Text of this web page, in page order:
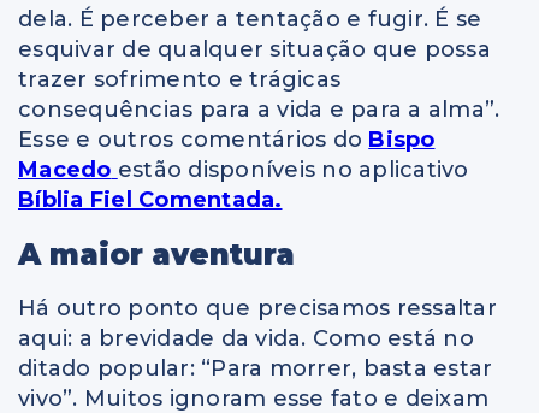
dela. É perceber a tentação e fugir. É se
esquivar de qualquer situação que possa
trazer sofrimento e trágicas
consequências para a vida e para a alma”.
Esse e outros comentários do Bispo
Macedo estão disponíveis no aplicativo
Bíblia Fiel Comentada.
A maior aventura
Há outro ponto que precisamos ressaltar
aqui: a brevidade da vida. Como está no
ditado popular: “Para morrer, basta estar
vivo”. Muitos ignoram esse fato e deixam